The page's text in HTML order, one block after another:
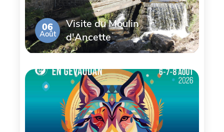
06
Août
Visite du Moulin
d'Ancette